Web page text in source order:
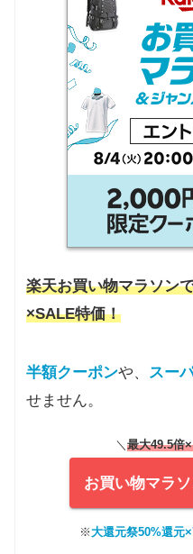
楽天お買い物マラソン
×SALE特価！
半額クーポンや、 スー
せません。
＼ 最大49.5倍
お買い物マラ
※大還元祭50%還元